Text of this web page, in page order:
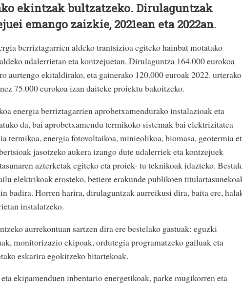
ekintzak bultzatzeko. Dirulaguntzak
emango zaizkie, 2021ean eta 2022an.
berriztagarrien aldeko trantsizioa egiteko hainbat motatako
udalerrietan eta kontzejuetan. Dirulaguntza 164.000 eurokoa
aurtengo ekitaldirako, eta gainerako 120.000 euroak 2022.
75.000 eurokoa izan daiteke proiektu bakoitzeko.
energia berriztagarrien aprobetxamendurako instalazioak eta
da, bai aprobetxamendu termikoko sistemak bai elektrizitatea
termikoa, energia fotovoltaikoa, minieolikoa, biomasa, geotermia
jasotzeko aukera izango dute udalerriek eta kontzejuek
azterketak egiteko eta proiek- tu teknikoak idazteko.
elektrikoak erosteko, betiere erakunde publikoen
badira. Horren harira, dirulaguntzak aurreikusi dira, baita ere,
instalatzeko.
aurrekontuan sartzen dira ere bestelako gastuak: eguzki
monitorizazio ekipoak, ordutegia programatzeko gailuak eta
eskarira egokitzeko bitartekoak.
ekipamenduen inbentario energetikoak, parke mugikorren eta